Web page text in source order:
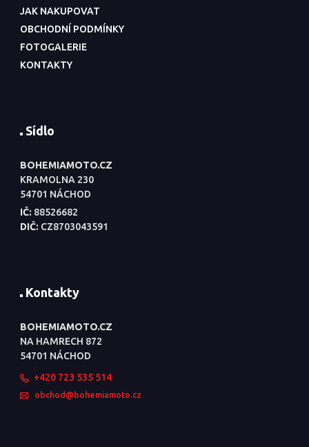
JAK NAKUPOVAT
OBCHODNÍ PODMÍNKY
FOTOGALERIE
KONTAKTY
Sídlo
BOHEMIAMOTO.CZ
KRAMOLNA 230
54701 NÁCHOD
IČ: 88526682
DIČ: CZ8703043591
Kontakty
BOHEMIAMOTO.CZ
NA HAMRECH 872
54701 NÁCHOD
+420 723 535 514
obchod@bohemiamoto.cz